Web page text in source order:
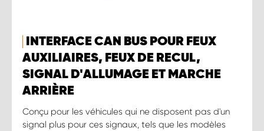
INTERFACE CAN BUS POUR FEUX
AUXILIAIRES, FEUX DE RECUL,
SIGNAL D'ALLUMAGE ET MARCHE
ARRIÈRE
Conçu pour les véhicules qui ne disposent pas d'un
signal plus pour ces signaux, tels que les modèles